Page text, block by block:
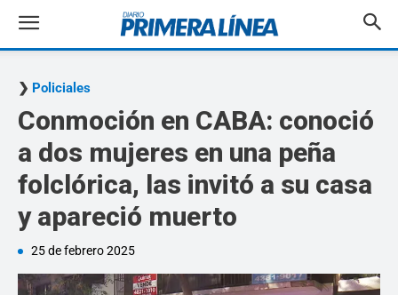
Policiales
Conmoción en CABA: conoció
a dos mujeres en una peña
folclórica, las invitó a su casa
y apareció muerto
25 de febrero 2025